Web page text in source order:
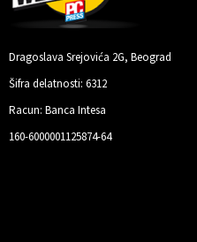
Dragoslava Srejovića 2G, Beograd
Šifra delatnosti: 6312
Racun: Banca Intesa
160-6000001125874-64